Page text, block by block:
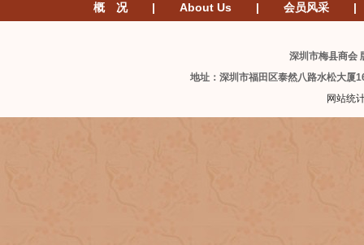
概 况 | About Us | 会员风采 |
深圳市梅县商
地址：深圳市福田区泰然八路水松大厦
网站统